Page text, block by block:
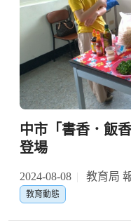
中市「書香．飯
登場
2024-08-08 教育局
教育動態